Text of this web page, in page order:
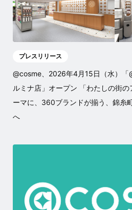
プレスリリース
@cosme、2026年4月15日（水）「
ルミナ店」オープン 「わたしの街
ーマに、360ブランドが揃う、錦糸
へ